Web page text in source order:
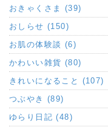
おきゃくさま (39)
おしらせ (150)
お肌の体験談 (6)
かわいい雑貨 (80)
きれいになること (107)
つぶやき (89)
ゆらり日記 (48)